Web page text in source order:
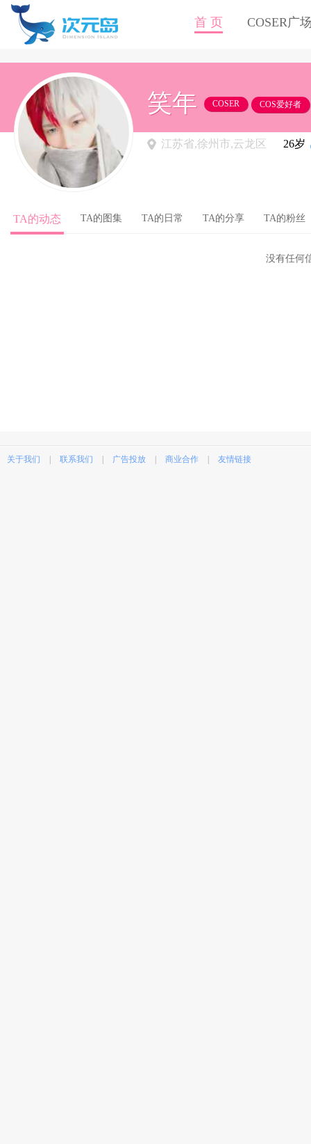
首 页 COSER广
笑年 COSER COS爱好者
江苏省,徐州市,云龙区 26岁
TA的动态 TA的图集 TA的日常 TA的分享 TA的粉丝
没有任何
关于我们 联系我们 广告投放 商业合作 友情链接